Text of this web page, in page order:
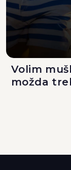
Volim
možda